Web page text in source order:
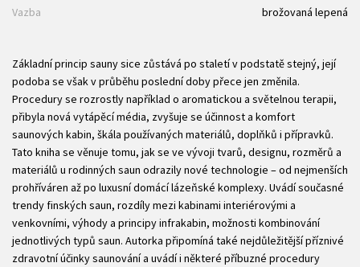
Vazba
brožovaná lepená
Základní princip sauny sice zůstává po staletí v podstatě stejný, její
podoba se však v průběhu poslední doby přece jen změnila.
Procedury se rozrostly například o aromatickou a světelnou terapii,
přibyla nová vytápěcí média, zvyšuje se účinnost a komfort
saunových kabin, škála používaných materiálů, doplňků i přípravků.
Tato kniha se věnuje tomu, jak se ve vývoji tvarů, designu, rozměrů a
materiálů u rodinných saun odrazily nové technologie – od nejmenších
prohříváren až po luxusní domácí lázeňské komplexy. Uvádí současné
trendy finských saun, rozdíly mezi kabinami interiérovými a
venkovními, výhody a principy infrakabin, možnosti kombinování
jednotlivých typů saun. Autorka připomíná také nejdůležitější příznivé
zdravotní účinky saunování a uvádí i některé příbuzné procedury